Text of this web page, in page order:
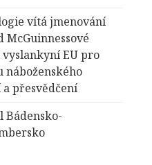
vítá jmenování
McGuinnessové
EU pro
náboženského
přesvědčení
Bádensko-